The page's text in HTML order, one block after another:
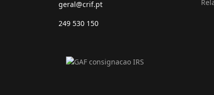
geral@crif.pt
249 530 150